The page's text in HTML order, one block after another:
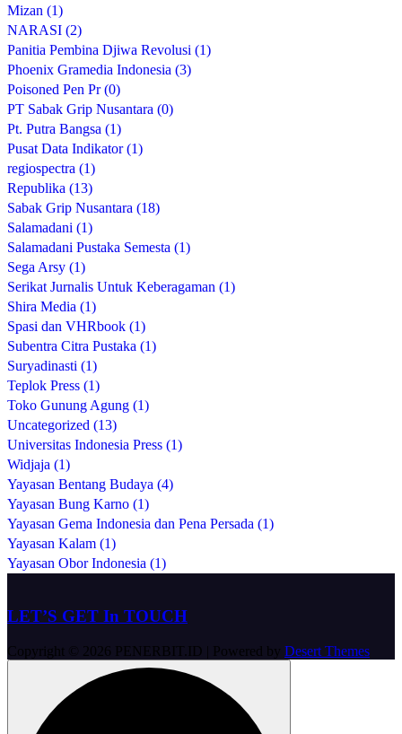
Mizan (1)
NARASI (2)
Panitia Pembina Djiwa Revolusi (1)
Phoenix Gramedia Indonesia (3)
Poisoned Pen Pr (0)
PT Sabak Grip Nusantara (0)
Pt. Putra Bangsa (1)
Pusat Data Indikator (1)
regiospectra (1)
Republika (13)
Sabak Grip Nusantara (18)
Salamadani (1)
Salamadani Pustaka Semesta (1)
Sega Arsy (1)
Serikat Jurnalis Untuk Keberagaman (1)
Shira Media (1)
Spasi dan VHRbook (1)
Subentra Citra Pustaka (1)
Suryadinasti (1)
Teplok Press (1)
Toko Gunung Agung (1)
Uncategorized (13)
Universitas Indonesia Press (1)
Widjaja (1)
Yayasan Bentang Budaya (4)
Yayasan Bung Karno (1)
Yayasan Gema Indonesia dan Pena Persada (1)
Yayasan Kalam (1)
Yayasan Obor Indonesia (1)
LET’S GET In TOUCH
Copyright © 2026 PENERBIT.ID | Powered by Desert Themes